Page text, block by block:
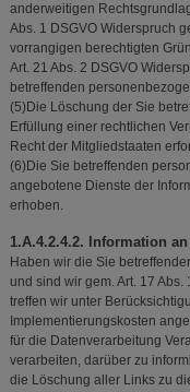
anderweitigen
Abs. 1 DSGVO Widerspruch
vorrangigen berechtigten
Art. 21 Abs. 2 DSGVO
betreffenden
(5)Die Löschung der Sie
Erfüllung einer rechtlichen
Recht der Mitgliedstaaten
(6)Die Sie betreffenden
angebotene Dienste der
erhoben.
1.A.4.2.4.2. Information
Haben wir die Sie
und sind wir gem. Art. 17
treffen wir unter
Implementierungskosten
für die Datenverarbeitung
verarbeiten, darüber zu
die Löschung aller Links zu